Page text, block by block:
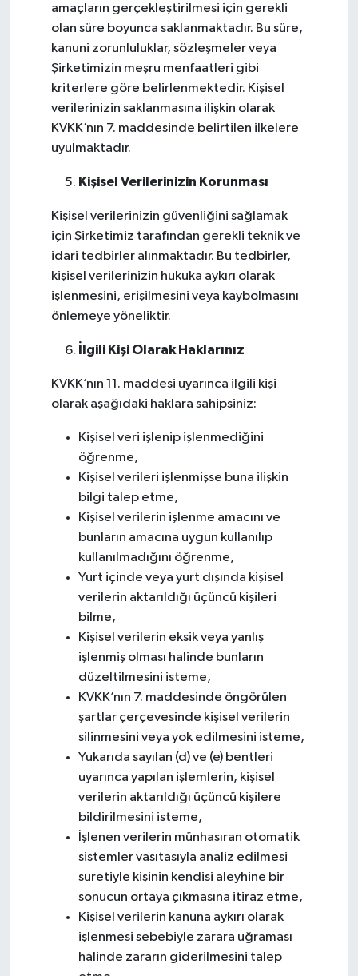
amaçların gerçekleştirilmesi için gerekli
olan süre boyunca saklanmaktadır. Bu süre,
kanuni zorunluluklar, sözleşmeler veya
Şirketimizin meşru menfaatleri gibi
kriterlere göre belirlenmektedir. Kişisel
verilerinizin saklanmasına ilişkin olarak
KVKK’nın 7. maddesinde belirtilen ilkelere
uyulmaktadır.
Kişisel Verilerinizin Korunması
Kişisel verilerinizin güvenliğini sağlamak
için Şirketimiz tarafından gerekli teknik ve
idari tedbirler alınmaktadır. Bu tedbirler,
kişisel verilerinizin hukuka aykırı olarak
işlenmesini, erişilmesini veya kaybolmasını
önlemeye yöneliktir.
İlgili Kişi Olarak Haklarınız
KVKK’nın 11. maddesi uyarınca ilgili kişi
olarak aşağıdaki haklara sahipsiniz:
Kişisel veri işlenip işlenmediğini
öğrenme,
Kişisel verileri işlenmişse buna ilişkin
bilgi talep etme,
Kişisel verilerin işlenme amacını ve
bunların amacına uygun kullanılıp
kullanılmadığını öğrenme,
Yurt içinde veya yurt dışında kişisel
verilerin aktarıldığı üçüncü kişileri
bilme,
Kişisel verilerin eksik veya yanlış
işlenmiş olması halinde bunların
düzeltilmesini isteme,
KVKK’nın 7. maddesinde öngörülen
şartlar çerçevesinde kişisel verilerin
silinmesini veya yok edilmesini isteme,
Yukarıda sayılan (d) ve (e) bentleri
uyarınca yapılan işlemlerin, kişisel
verilerin aktarıldığı üçüncü kişilere
bildirilmesini isteme,
İşlenen verilerin münhasıran otomatik
sistemler vasıtasıyla analiz edilmesi
suretiyle kişinin kendisi aleyhine bir
sonucun ortaya çıkmasına itiraz etme,
Kişisel verilerin kanuna aykırı olarak
işlenmesi sebebiyle zarara uğraması
halinde zararın giderilmesini talep